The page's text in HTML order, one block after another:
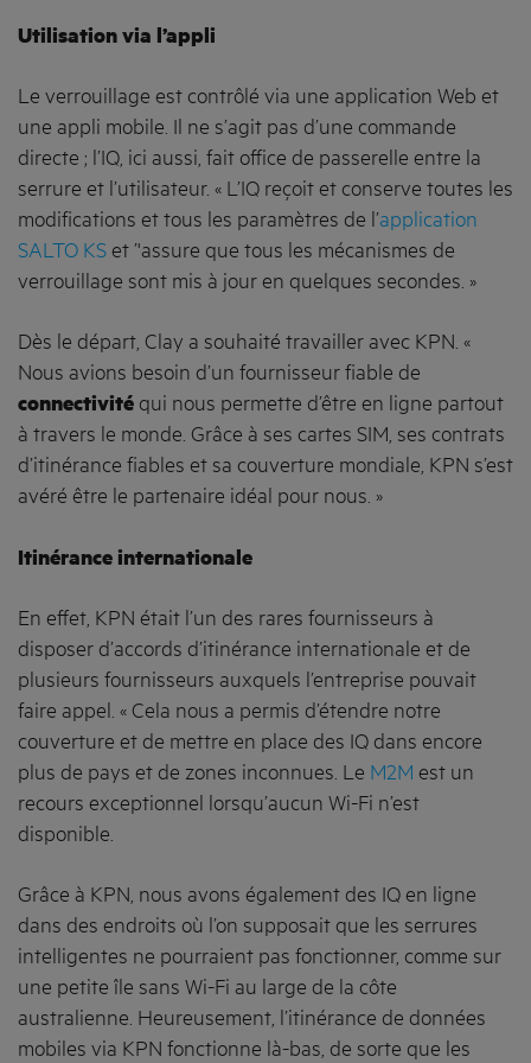
Utilisation via l’appli
Le verrouillage est contrôlé via une application Web et
une appli mobile. Il ne s’agit pas d’une commande
directe ; l’IQ, ici aussi, fait office de passerelle entre la
serrure et l’utilisateur. « L’IQ reçoit et conserve toutes les
modifications et tous les paramètres de l’application
SALTO KS et ’'assure que tous les mécanismes de
verrouillage sont mis à jour en quelques secondes. »
Dès le départ, Clay a souhaité travailler avec KPN. «
Nous avions besoin d’un fournisseur fiable de
connectivité qui nous permette d’être en ligne partout
à travers le monde. Grâce à ses cartes SIM, ses contrats
d’itinérance fiables et sa couverture mondiale, KPN s’est
avéré être le partenaire idéal pour nous. »
Itinérance internationale
En effet, KPN était l’un des rares fournisseurs à
disposer d’accords d’itinérance internationale et de
plusieurs fournisseurs auxquels l’entreprise pouvait
faire appel. « Cela nous a permis d’étendre notre
couverture et de mettre en place des IQ dans encore
plus de pays et de zones inconnues. Le M2M est un
recours exceptionnel lorsqu’aucun Wi-Fi n’est
disponible.
Grâce à KPN, nous avons également des IQ en ligne
dans des endroits où l’on supposait que les serrures
intelligentes ne pourraient pas fonctionner, comme sur
une petite île sans Wi-Fi au large de la côte
australienne. Heureusement, l’itinérance de données
mobiles via KPN fonctionne là-bas, de sorte que les